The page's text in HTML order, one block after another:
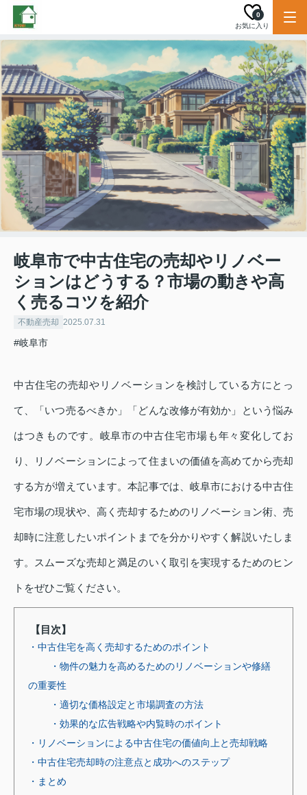
お気に入り
0
岐阜市で中古住宅の売却やリノベー
ションはどうする？市場の動きや高
く売るコツを紹介
不動産売却 2025.07.31
#岐阜市
中古住宅の売却やリノベーションを検討している方にとっ
て、「いつ売るべきか」「どんな改修が有効か」という悩み
はつきものです。岐阜市の中古住宅市場も年々変化してお
り、リノベーションによって住まいの価値を高めてから売却
する方が増えています。本記事では、岐阜市における中古住
宅市場の現状や、高く売却するためのリノベーション術、売
却時に注意したいポイントまでを分かりやすく解説いたしま
す。スムーズな売却と満足のいく取引を実現するためのヒン
トをぜひご覧ください。
【目次】
・中古住宅を高く売却するためのポイント
・物件の魅力を高めるためのリノベーションや修繕
の重要性
・適切な価格設定と市場調査の方法
・効果的な広告戦略や内覧時のポイント
・リノベーションによる中古住宅の価値向上と売却戦略
・中古住宅売却時の注意点と成功へのステップ
・まとめ